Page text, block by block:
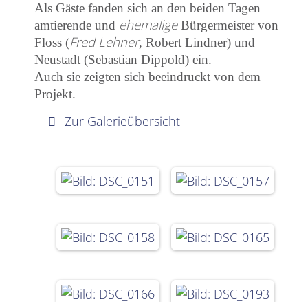
Als Gäste fanden sich an den beiden Tagen
amtierende und ehemaligeBürgermeister von
Floss (Fred Lehner, Robert Lindner) und
Neustadt (Sebastian Dippold) ein.
Auch sie zeigten sich beeindruckt von dem
Projekt.
Zur Galerieübersicht